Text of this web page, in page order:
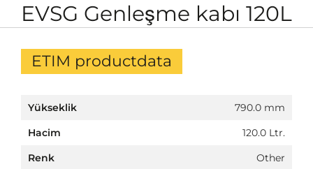
EVSG Genleşme kabı 120L
ETIM productdata
Yükseklik
790.0 mm
Hacim
120.0 Ltr.
Renk
Other